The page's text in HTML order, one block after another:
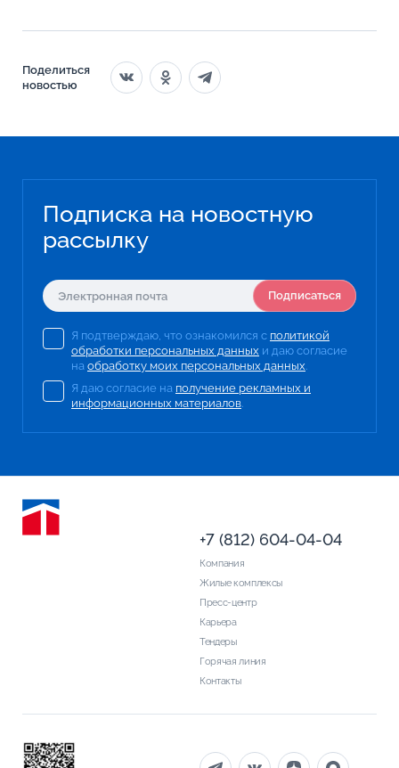
Поделиться
новостью
Подписка на новостную
рассылку
Подписаться
Я подтверждаю, что ознакомился с политикой
обработки персональных данных и даю согласие
на обработку моих персональных данных.
Я даю согласие на получение рекламных и
информационных материалов.
Компания
Жилые комплексы
Пресс-центр
Карьера
Тендеры
Горячая линия
Контакты
+7 (812) 604-04-04